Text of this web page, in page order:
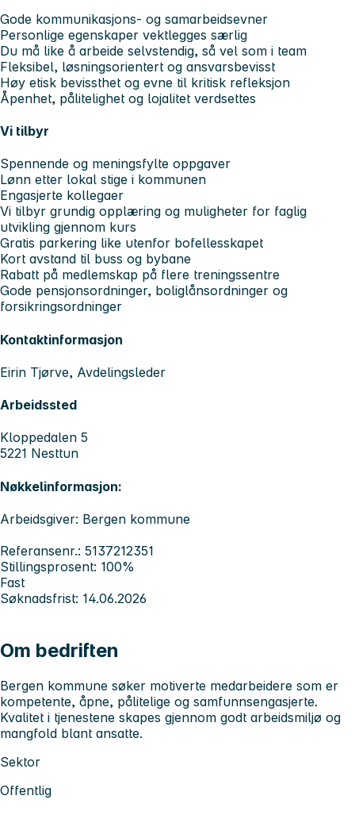
Gode kommunikasjons- og samarbeidsevner
Personlige egenskaper vektlegges særlig
Du må like å arbeide selvstendig, så vel som i team
Fleksibel, løsningsorientert og ansvarsbevisst
Høy etisk bevissthet og evne til kritisk refleksjon
Åpenhet, pålitelighet og lojalitet verdsettes
Vi tilbyr
Spennende og meningsfylte oppgaver
Lønn etter lokal stige i kommunen
Engasjerte kollegaer
Vi tilbyr grundig opplæring og muligheter for faglig
utvikling gjennom kurs
Gratis parkering like utenfor bofellesskapet
Kort avstand til buss og bybane
Rabatt på medlemskap på flere treningssentre
Gode pensjonsordninger, boliglånsordninger og
forsikringsordninger
Kontaktinformasjon
Eirin Tjørve, Avdelingsleder
Arbeidssted
Kloppedalen 5
5221 Nesttun
Nøkkelinformasjon:
Arbeidsgiver: Bergen kommune
Referansenr.: 5137212351
Stillingsprosent: 100%
Fast
Søknadsfrist: 14.06.2026
Om bedriften
Bergen kommune søker motiverte medarbeidere som er
kompetente, åpne, pålitelige og samfunnsengasjerte.
Kvalitet i tjenestene skapes gjennom godt arbeidsmiljø og
mangfold blant ansatte.
Sektor
Offentlig